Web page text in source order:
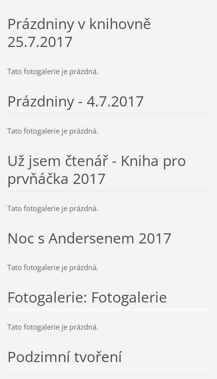
Prázdniny v knihovně
25.7.2017
Tato fotogalerie je prázdná.
Prázdniny - 4.7.2017
Tato fotogalerie je prázdná.
Už jsem čtenář - Kniha pro
prvňáčka 2017
Tato fotogalerie je prázdná.
Noc s Andersenem 2017
Tato fotogalerie je prázdná.
Fotogalerie: Fotogalerie
Tato fotogalerie je prázdná.
Podzimní tvoření